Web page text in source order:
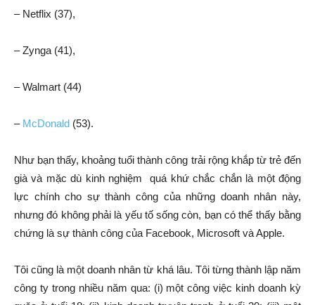
– Netflix (37),
– Zynga (41),
– Walmart (44)
– McDonald (53).
Như bạn thấy, khoảng tuổi thành công trải rộng khắp từ trẻ đến
già và mặc dù kinh nghiệm quá khứ chắc chắn là một động
lực chính cho sự thành công của những doanh nhân này,
nhưng đó không phải là yếu tố sống còn, bạn có thể thấy bằng
chứng là sự thành công của Facebook, Microsoft và Apple.
Tôi cũng là một doanh nhân từ khá lâu. Tôi từng thành lập năm
công ty trong nhiều năm qua: (i) một công việc kinh doanh kỳ